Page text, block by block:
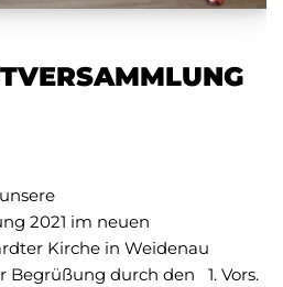
2021 im neuen
Kirche in Weidenau
Begrüßung durch den 1. Vors.